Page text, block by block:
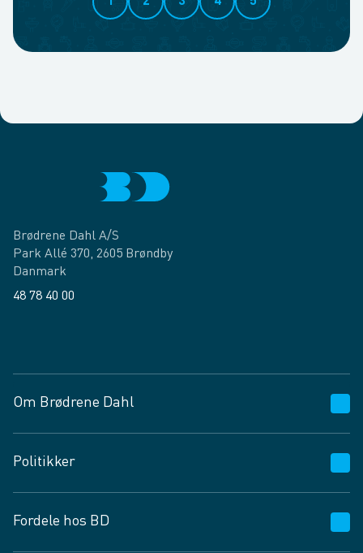
Brødrene Dahl A/S
Park Allé 370, 2605 Brøndby
Danmark
48 78 40 00
Om Brødrene Dahl
Vagttelefon 30 10 89 89
Spørgsmål og svar
Job og karriere
Politikker
Privatlivspolitik
Fordele hos BD